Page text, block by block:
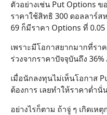
ตัวอย่างเช่น Put Options
ราคาใช้สิทธิ 300 ดอลลาร์
69 ก็มีราคา Options ที่
เพราะมีโอกาสยากมากที่รา
ร่วงจากราคาปัจจุบันถึง 36%
เมื่อนักลงทุนไม่เห็นโอกาส
ต้องการ เลยทำให้ราคาต่ำนั่
อย่างไรก็ตาม ถ้าจู่ ๆ เกิดเ